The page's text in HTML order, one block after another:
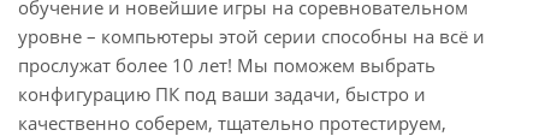
обучение и новейшие игры на соревновательном
уровне – компьютеры этой серии способны на всё и
прослужат более 10 лет! Мы поможем выбрать
конфигурацию ПК под ваши задачи, быстро и
качественно соберем, тщательно протестируем,